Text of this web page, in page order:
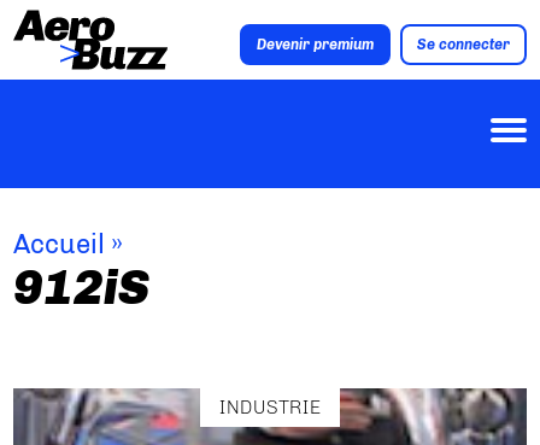
Devenir premium Se connecter
Accueil »
912iS
INDUSTRIE